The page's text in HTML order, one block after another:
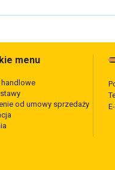
menu
handlowe
od umowy sprzedaży